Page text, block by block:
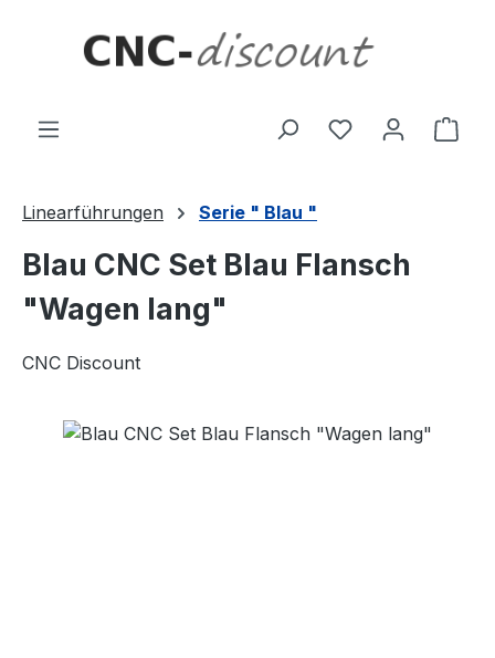
Linearführungen Serie " Blau "
Blau CNC Set Blau Flansch
"Wagen lang"
CNC Discount
Bildergalerie überspringen